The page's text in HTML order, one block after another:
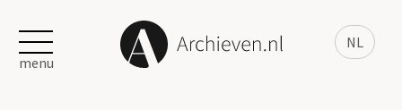
NL
menu